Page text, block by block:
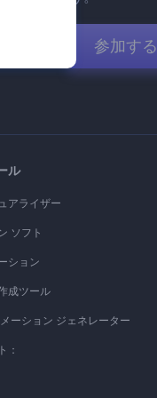
参加する
ル
アライザー
ソフト
ション
成ツール
ーション ジェネレーター
：